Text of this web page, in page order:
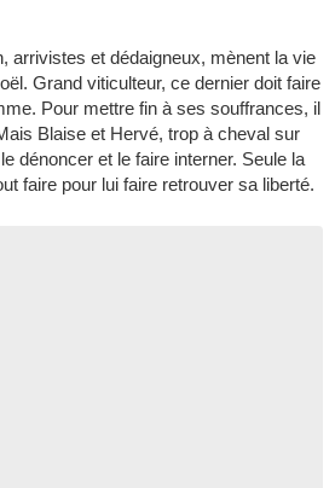
arrivistes et dédaigneux, mènent la vie
Grand viticulteur, ce dernier doit faire
Pour mettre fin à ses souffrances, il
Blaise et Hervé, trop à cheval sur
dénoncer et le faire interner. Seule la
faire pour lui faire retrouver sa liberté.